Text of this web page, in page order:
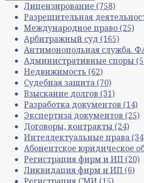
Лицензирование (758)
Разрешительная
Международное право (25)
Арбитражный суд (165)
Антимонопольная служба.
Административные споры
Недвижимость (62)
Судебная защита (70)
Взыскание долгов (31)
Разработка документов (14)
Экспертиза документов (25)
Договоры, контракты (24)
Интеллектуальные права
Абонентское юридическое
Регистрация фирм и ИП (20)
Ликвидация фирм и ИП (6)